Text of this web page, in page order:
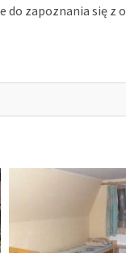
do zapoznania się z